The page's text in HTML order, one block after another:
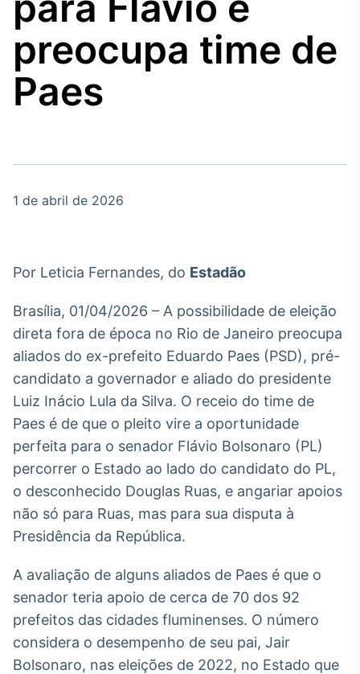
Agro
Tudo sobre o
agronegócio
O setor de
no Brasil
Broadcast
White Label
Plataforma para
personalizados
Soluções de Dados
e Conteúdos
Broadcast
OTC
negociação de
Datafeed
APIs para
integração de
preocupa time de
Paes
1 de abril de 2026
Por Leticia Fernandes, do Estadão
Brasília, 01/04/2026 – A possibilidade de eleição
direta fora de época no Rio de Janeiro preocupa
aliados do ex-prefeito Eduardo Paes (PSD), pré-
candidato a governador e aliado do presidente
Luiz Inácio Lula da Silva. O receio do time de
Paes é de que o pleito vire a oportunidade
perfeita para o senador Flávio Bolsonaro (PL)
percorrer o Estado ao lado do candidato do PL,
o desconhecido Douglas Ruas, e angariar apoios
não só para Ruas, mas para sua disputa à
Presidência da República.
A avaliação de alguns aliados de Paes é que o
senador teria apoio de cerca de 70 dos 92
prefeitos das cidades fluminenses. O número
considera o desempenho de seu pai, Jair
Bolsonaro, nas eleições de 2022, no Estado que